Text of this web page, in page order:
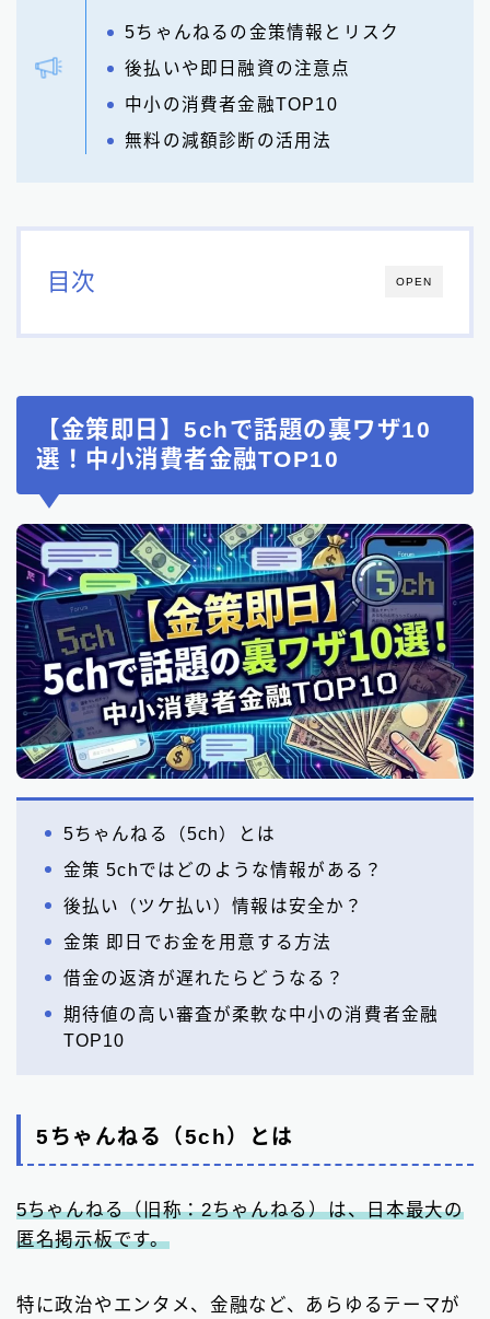
5ちゃんねるの金策情報とリスク
後払いや即日融資の注意点
中小の消費者金融TOP10
無料の減額診断の活用法
OPEN
目次
【金策即日】5chで話題の裏ワザ10
選！中小消費者金融TOP10
5ちゃんねる（5ch）とは
金策 5chではどのような情報がある？
後払い（ツケ払い）情報は安全か？
金策 即日でお金を用意する方法
借金の返済が遅れたらどうなる？
期待値の高い審査が柔軟な中小の消費者金融
TOP10
5ちゃんねる（5ch）とは
5ちゃんねる（旧称：2ちゃんねる）は、日本最大の
匿名掲示板です。
特に政治やエンタメ、金融など、あらゆるテーマが